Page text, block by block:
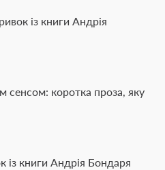
із книги Андрія
сенсом: коротка проза, яку
із книги Андрія Бондаря